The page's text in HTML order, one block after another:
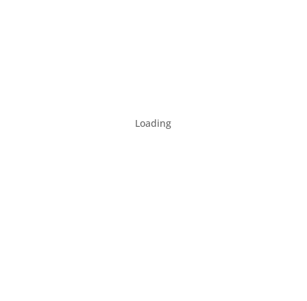
Loading